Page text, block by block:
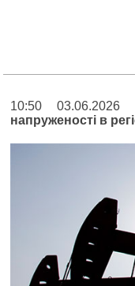
10:50
напруженості в